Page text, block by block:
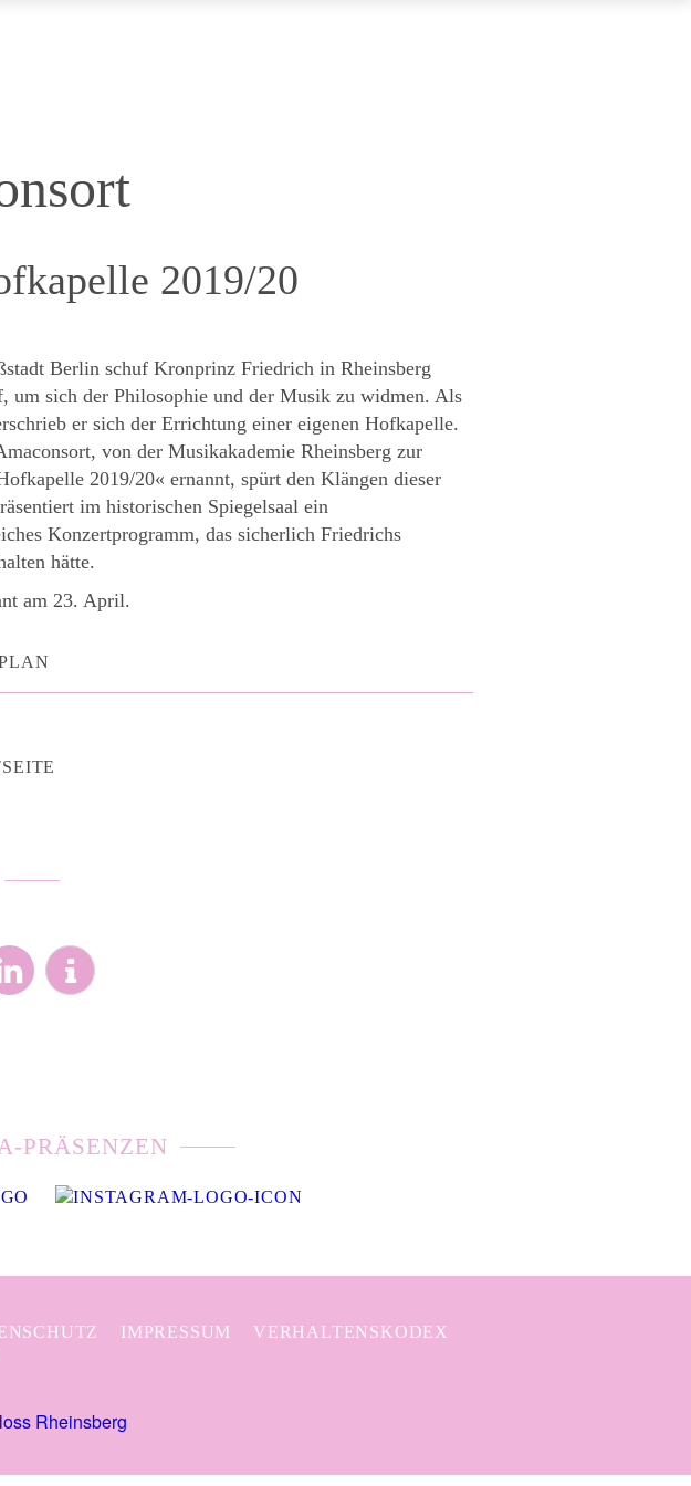
2019/20
Berlin schuf Kronprinz Friedrich in Rheinsberg
um sich der Philosophie und der Musik zu widmen. Als
er sich der Errichtung einer eigenen Hofkapelle.
von der Musikakademie Rheinsberg zur
2019/20« ernannt, spürt den Klängen dieser
im historischen Spiegelsaal ein
Konzertprogramm, das sicherlich Friedrichs
hätte.
am 23. April.
PRÄSENZEN
IMPRESSUM
VERHALTENSKODEX